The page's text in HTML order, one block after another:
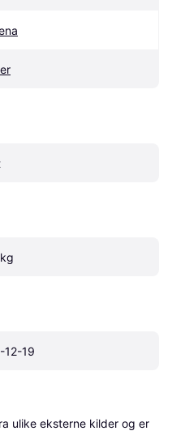
12-19
ulike eksterne kilder og er